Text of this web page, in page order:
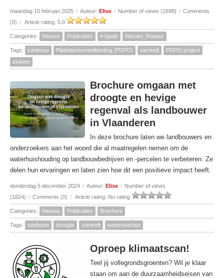
maandag 10 februari 2025 / Auteur: Elise / Number of views (1698) / Comments
(0) / Article rating: 5.0
Categories: Nieuws Publicaties Irrigatie Nieuws_Rotator
Tags: tuinbouw Plattelandsontwikkeling (PDPO) sierteelt
PDPO-project
stuwen
Brochure omgaan met
droogte en hevige
regenval als landbouwer
in Vlaanderen
In deze brochure laten we landbouwers en
onderzoekers aan het woord die al maatregelen nemen om de
waterhuishouding op landbouwbedrijven en -percelen te verbeteren. Ze
delen hun ervaringen en laten zien hoe dit een positieve impact heeft.
donderdag 5 december 2024 / Auteur: Elise / Number of views
(1824) / Comments (0) / Article rating: No rating
Categories: Nieuws Publicaties Brochure
Tags: tuinbouw droogte sierteelt wateroverlast
Oproep klimaatscan!
Teel jij vollegrondsgroenten? Wil je klaar
staan om aan de duurzaamheidseisen van